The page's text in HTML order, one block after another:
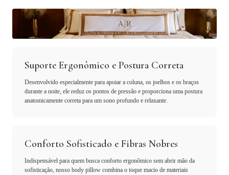
Suporte Ergonômico e Postura Correta
Desenvolvido especialmente para apoiar a coluna, os joelhos e os braços
durante a noite, ele reduz os pontos de pressão e proporciona uma postura
anatomicamente correta para um sono profundo e relaxante.
Conforto Sofisticado e Fibras Nobres
Indispensável para quem busca conforto ergonômico sem abrir mão da
sofisticação, nosso body pillow combina o toque macio de materiais